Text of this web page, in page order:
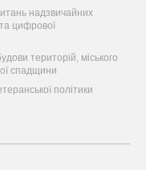
надзвичайних
та цифрової
територій, міського
спадщини
політики